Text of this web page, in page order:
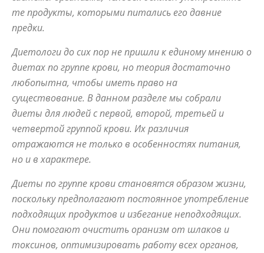
для
похудения
те продукты, которыми питались его давние
предки.
Диетологи до сих пор не пришли к единому мнению о
диетах по группе крови, но теория достаточно
любопытна, чтобы иметь право на
существование. В данном разделе мы собрали
диеты для людей с первой, второй, третьей и
четвертой группой крови. Их различия
отражаются не только в особенностях питания,
но и в характере.
Диеты по группе крови становятся образом жизни,
поскольку предполагают постоянное употребление
подходящих продуктов и избегание неподходящих.
Они помогают очистить оранизм от шлаков и
токсинов, оптимизировать работу всех органов,